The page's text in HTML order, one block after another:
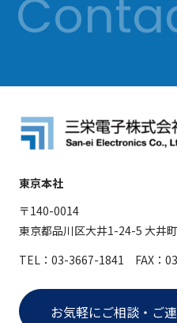
東京本社
〒140-0014
東京都品川区大井1-24-5 大井
TEL：03-3667-1841 FAX：
お気軽にご相談・ご